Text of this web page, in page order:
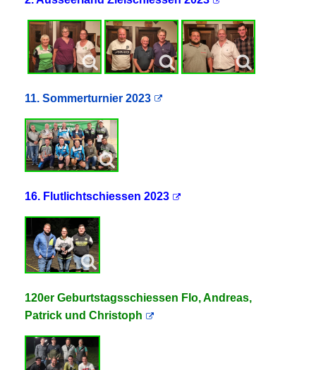
11. Sommerturnier 2023
16. Flutlichtschiessen 2023
120er Geburtstagsschiessen Flo, Andreas,
Patrick und Christoph